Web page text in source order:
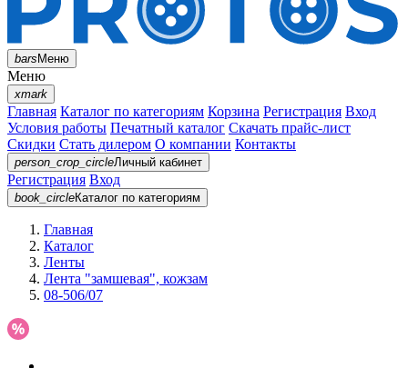
barsМеню
Меню
xmark
Главная Каталог по категориям Корзина Регистрация Вход
Условия работы Печатный каталог Скачать прайс-лист
Скидки Стать дилером О компании Контакты
person_crop_circleЛичный кабинет
Регистрация Вход
book_circleКаталог по категориям
Главная
Каталог
Ленты
Лента "замшевая", кожзам
08-506/07